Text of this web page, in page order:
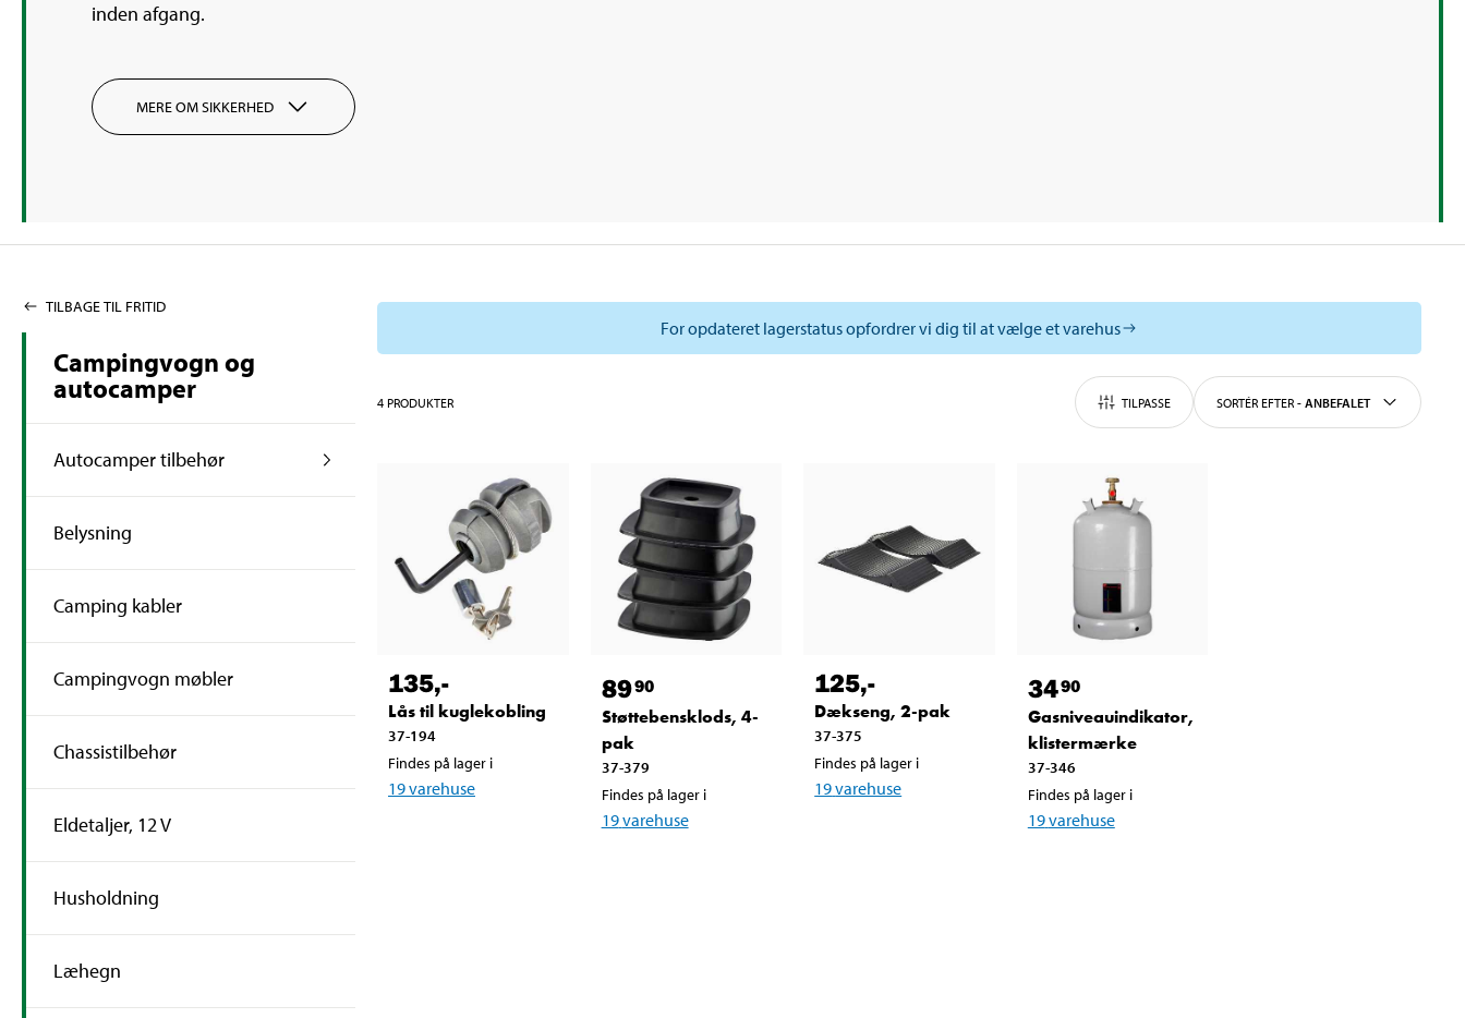
inden afgang.
MERE OM SIKKERHED
TILBAGE TIL FRITID
Campingvogn og
autocamper
Autocamper tilbehør
Belysning
Camping kabler
Campingvogn møbler
Chassistilbehør
Eldetaljer, 12 V
Husholdning
Læhegn
For opdateret lagerstatus opfordrer vi dig til at vælge et varehus
4 PRODUKTER TILPASSE SORTÉR EFTER - ANBEFALET
135,-
Lås til kuglekobling
37-194
Findes på lager i
19varehuse
8990
Støttebensklods, 4-
pak
37-379
Findes på lager i
19varehuse
125,-
Dækseng, 2-pak
37-375
Findes på lager i
19varehuse
3490
Gasniveauindikator,
klistermærke
37-346
Findes på lager i
19varehuse